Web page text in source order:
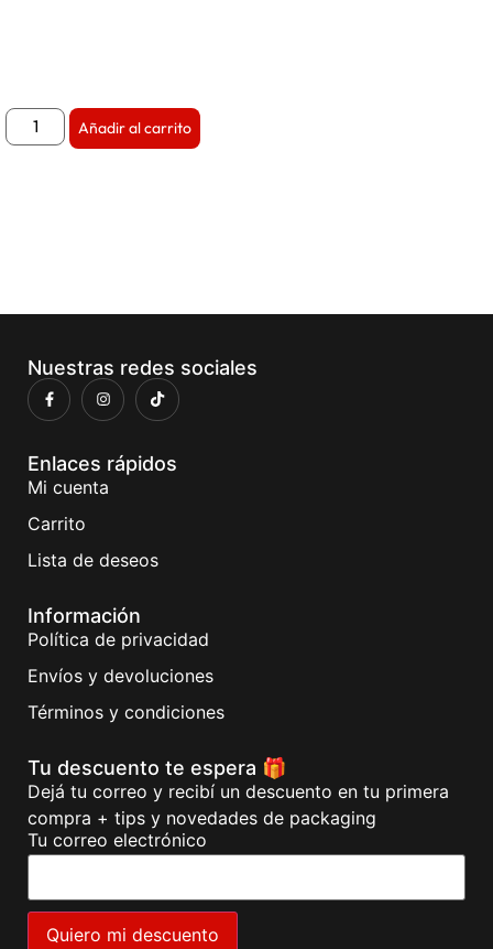
Añadir al carrito
Nuestras redes sociales
Enlaces rápidos
Mi cuenta
Carrito
Lista de deseos
Información
Política de privacidad
Envíos y devoluciones
Términos y condiciones
Tu descuento te espera 🎁
Dejá tu correo y recibí un descuento en tu primera
compra + tips y novedades de packaging
Tu correo electrónico